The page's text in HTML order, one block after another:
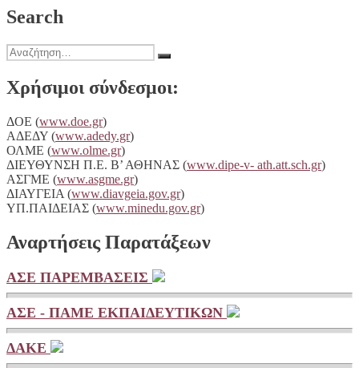
Search
Αναζήτηση
για:
Αναζήτηση
Χρήσιμοι σύνδεσμοι:
ΔΟΕ (www.doe.gr)
ΑΔΕΔΥ (www.adedy.gr)
ΟΛΜΕ (www.olme.gr)
ΔΙΕΥΘΥΝΣΗ Π.Ε. Β’ ΑΘΗΝΑΣ (www.dipe-v- ath.att.sch.gr)
ΑΣΓΜΕ (www.asgme.gr)
ΔΙΑΥΓΕΙA (www.diavgeia.gov.gr)
ΥΠ.ΠΑΙΔΕΙΑΣ (www.minedu.gov.gr)
Αναρτήσεις Παρατάξεων
ΑΣΕ ΠΑΡΕΜΒΑΣΕΙΣ
ΑΣΕ - ΠΑΜΕ ΕΚΠΑΙΔΕΥΤΙΚΩΝ
ΔΑΚΕ